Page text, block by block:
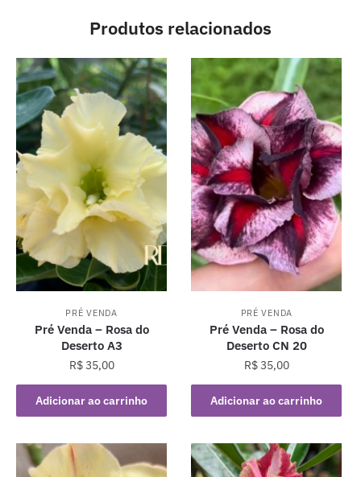
Produtos relacionados
PRÉ VENDA
Pré Venda – Rosa do
Deserto A3
R$35,00
Adicionar ao carrinho
PRÉ VENDA
Pré Venda – Rosa do
Deserto CN 20
R$35,00
Adicionar ao carrinho